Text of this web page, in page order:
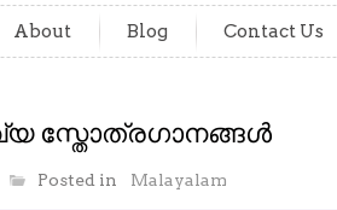
About Blog Contact Us
സ്തോത്രഗാനങ്ങൾ
Posted in Malayalam